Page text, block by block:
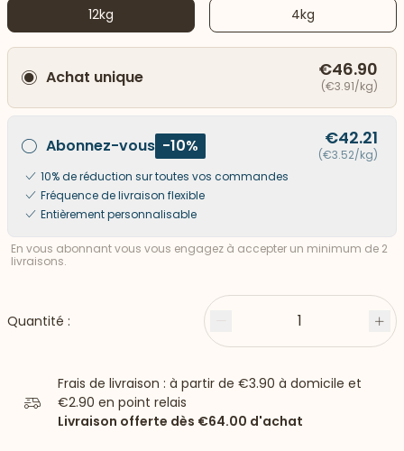
vers le bas
12kg 4kg
Achat unique €46.90
(€3.91/kg)
Abonnez-vous -10% €42.21
(€3.52/kg)
10% de réduction sur toutes vos commandes
Fréquence de livraison flexible
Entièrement personnalisable
En vous abonnant vous vous engagez à accepter un minimum de 2
livraisons.
Quantité : Moins 1
Frais de livraison : à partir de €3.90 à domicile et
€2.90 en point relais
Livraison offerte dès €64.00 d'achat